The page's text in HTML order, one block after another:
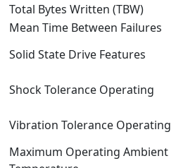
Total Bytes Written (TBW)
Mean Time Between Failures
Solid State Drive Features
Shock Tolerance Operating
Vibration Tolerance Operating
Maximum Operating Ambient